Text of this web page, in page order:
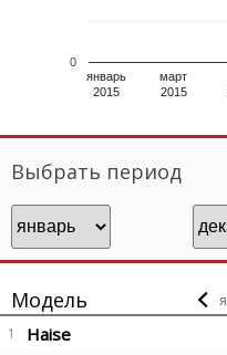
январь
2015
март
2015
0
Выбрать период
Модель
1 Haise